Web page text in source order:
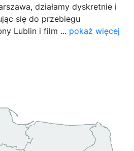
działamy dyskretnie i
się do przebiegu
Lublin i film ... pokaż więcej